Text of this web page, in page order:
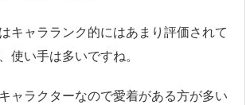
キャラランク的にはあまり評価されて
使い手は多いですね。
ャラクターなので愛着がある方が多い